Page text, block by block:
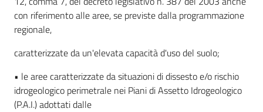
con riferimento alle aree, se previste dalla programmazione
regionale,
caratterizzate da un'elevata capacità d'uso del suolo;
• le aree caratterizzate da situazioni di dissesto e/o rischio
idrogeologico perimetrale nei Piani di Assetto Idrogeologico
(P.A.I.) adottati dalle